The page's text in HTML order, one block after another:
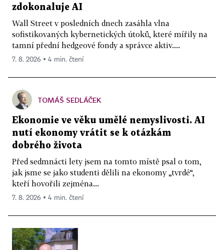
zdokonaluje AI
Wall Street v posledních dnech zasáhla vlna
sofistikovaných kybernetických útoků, které mířily na
tamní přední hedgeové fondy a správce aktiv....
7. 8. 2026 ▪ 4 min. čtení
TOMÁŠ SEDLÁČEK
Ekonomie ve věku umělé nemyslivosti. AI
nutí ekonomy vrátit se k otázkám
dobrého života
Před sedmnácti lety jsem na tomto místě psal o tom,
jak jsme se jako studenti dělili na ekonomy „tvrdé“,
kteří hovořili zejména...
7. 8. 2026 ▪ 4 min. čtení